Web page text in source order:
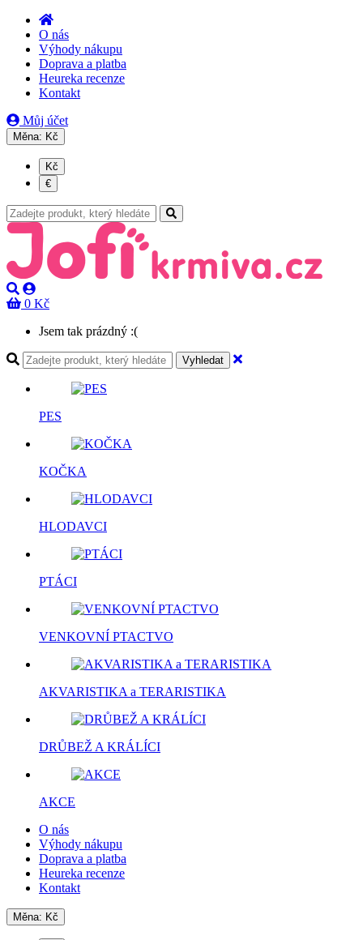
O nás
Výhody nákupu
Doprava a platba
Heureka recenze
Kontakt
Můj účet
Měna: Kč
Kč
€
0 Kč
Jsem tak prázdný :(
Vyhledat
PES
KOČKA
HLODAVCI
PTÁCI
VENKOVNÍ PTACTVO
AKVARISTIKA a TERARISTIKA
DRŮBEŽ A KRÁLÍCI
AKCE
O nás
Výhody nákupu
Doprava a platba
Heureka recenze
Kontakt
Měna: Kč